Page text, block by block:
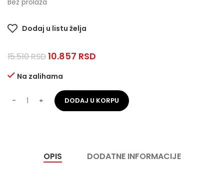
Dodaj u listu želja
15.510RSD10.857 RSD
Na zalihama
DODAJ U KORPU
OPIS DODATNE INFORMACIJE